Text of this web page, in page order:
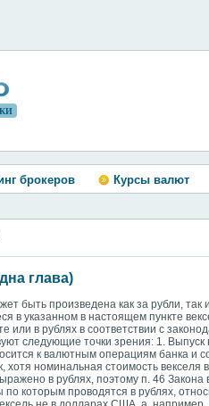
брокеров Курсы валют
глава)
быть произведена как за рубли, так
в указанном в настоящем пункте
или в рублях в соответствии с
следующие точки зрения: 1.
к валютным операциям банка и
хотя номинальная стоимость
в рублях, поэтому п. 46
по которым проводятся в рублях,